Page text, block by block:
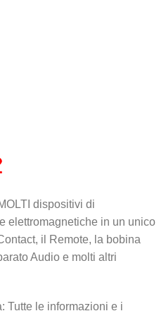
dispositivi di
elettromagnetiche in un unico
il Remote, la bobina
Audio e molti altri
Tutte le informazioni e i